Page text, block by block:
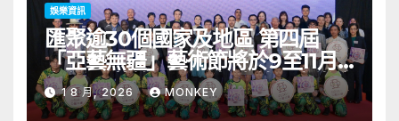
娛樂資訊
匯聚逾30個國家及地區 第四屆
「亞藝無疆」藝術節將於9至11月
舉行 開幕節目《三角演義》音樂會
演出陣容包括王雙駿夥拍恭碩良 聯
1 8 月, 2026 MONKEY